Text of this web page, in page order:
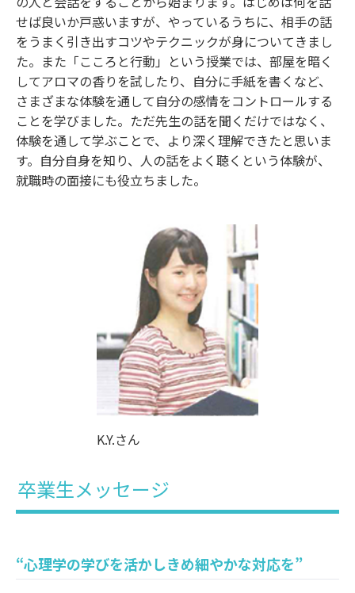
せば良いか戸惑いますが、やっているうちに、相手の話
をうまく引き出すコツやテクニックが身についてきまし
た。また「こころと行動」という授業では、部屋を暗く
してアロマの香りを試したり、自分に手紙を書くなど、
さまざまな体験を通して自分の感情をコントロールする
ことを学びました。ただ先生の話を聞くだけではなく、
体験を通して学ぶことで、より深く理解できたと思いま
す。自分自身を知り、人の話をよく聴くという体験が、
就職時の面接にも役立ちました。
K.Y.さん
卒業生メッセージ
“心理学の学びを活かしきめ細やかな対応を”